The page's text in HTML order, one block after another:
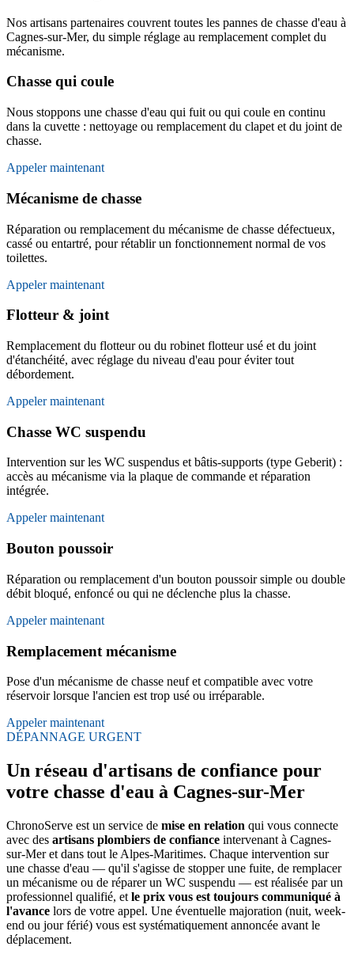
Nos artisans partenaires couvrent toutes les pannes de chasse d'eau à
Cagnes-sur-Mer, du simple réglage au remplacement complet du
mécanisme.
Chasse qui coule
Nous stoppons une chasse d'eau qui fuit ou qui coule en continu
dans la cuvette : nettoyage ou remplacement du clapet et du joint de
chasse.
Appeler maintenant
Mécanisme de chasse
Réparation ou remplacement du mécanisme de chasse défectueux,
cassé ou entartré, pour rétablir un fonctionnement normal de vos
toilettes.
Appeler maintenant
Flotteur & joint
Remplacement du flotteur ou du robinet flotteur usé et du joint
d'étanchéité, avec réglage du niveau d'eau pour éviter tout
débordement.
Appeler maintenant
Chasse WC suspendu
Intervention sur les WC suspendus et bâtis-supports (type Geberit) :
accès au mécanisme via la plaque de commande et réparation
intégrée.
Appeler maintenant
Bouton poussoir
Réparation ou remplacement d'un bouton poussoir simple ou double
débit bloqué, enfoncé ou qui ne déclenche plus la chasse.
Appeler maintenant
Remplacement mécanisme
Pose d'un mécanisme de chasse neuf et compatible avec votre
réservoir lorsque l'ancien est trop usé ou irréparable.
Appeler maintenant
DÉPANNAGE URGENT
Un réseau d'artisans de confiance pour
votre chasse d'eau à Cagnes-sur-Mer
ChronoServe est un service de mise en relation qui vous connecte
avec des artisans plombiers de confiance intervenant à Cagnes-
sur-Mer et dans tout le Alpes-Maritimes. Chaque intervention sur
une chasse d'eau — qu'il s'agisse de stopper une fuite, de remplacer
un mécanisme ou de réparer un WC suspendu — est réalisée par un
professionnel qualifié, et le prix vous est toujours communiqué à
l'avance lors de votre appel. Une éventuelle majoration (nuit, week-
end ou jour férié) vous est systématiquement annoncée avant le
déplacement.